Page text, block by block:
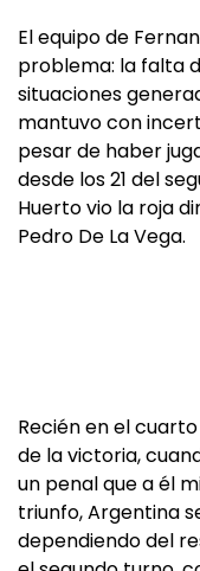
El equipo de
problema: la falta
situaciones
mantuvo con
pesar de haber
desde los 21 del
Huerto vio la roja
Pedro De La Vega.
Recién en el
de la victoria,
un penal que a él
triunfo, Argentina
dependiendo del